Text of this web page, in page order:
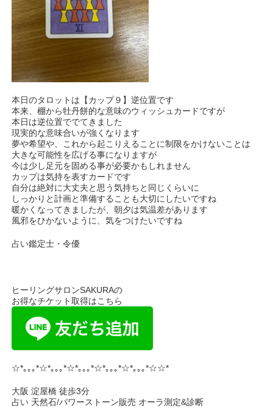
本日のタロットは【カップ９】逆位置です
本来、棚から牡丹餅的な意味のウィッシュカードですが
本日は逆位置ででてきました
現実的な意味合いが強くなります
夢や希望や、これから起こりえることに制限をかけないことは
大きな可能性を広げる事になりますが
今は少し足元を固める事が必要かもしれません
カップは気持を表すカードです
自分は絶対に大丈夫と思う気持ちと同じくらいに
しっかりと計画と準備することも大切にしたいですね
暖かくなってきましたが、朝夕は気温差があります
風邪をひかないように、気をつけたいですね
占い鑑定士・令優
ヒーリングサロンSAKURAの
お得なチケット取得はこちら
☆*｡｡｡*☆*｡｡｡*☆*｡｡｡*☆*｡｡｡*☆*｡｡｡*☆☆*
大阪 淀屋橋 徒歩3分
占い 天然石/パワーストーン販売 オーラ測定&診断